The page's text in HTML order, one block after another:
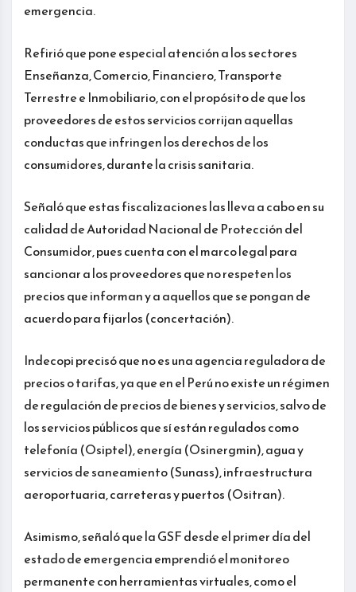
emergencia.
Refirió que pone especial atención a los sectores
Enseñanza, Comercio, Financiero, Transporte
Terrestre e Inmobiliario, con el propósito de que los
proveedores de estos servicios corrijan aquellas
conductas que infringen los derechos de los
consumidores, durante la crisis sanitaria.
Señaló que estas fiscalizaciones las lleva a cabo en su
calidad de Autoridad Nacional de Protección del
Consumidor, pues cuenta con el marco legal para
sancionar a los proveedores que no respeten los
precios que informan y a aquellos que se pongan de
acuerdo para fijarlos (concertación).
Indecopi precisó que no es una agencia reguladora de
precios o tarifas, ya que en el Perú no existe un régimen
de regulación de precios de bienes y servicios, salvo de
los servicios públicos que sí están regulados como
telefonía (Osiptel), energía (Osinergmin), agua y
servicios de saneamiento (Sunass), infraestructura
aeroportuaria, carreteras y puertos (Ositran).
Asimismo, señaló que la GSF desde el primer día del
estado de emergencia emprendió el monitoreo
permanente con herramientas virtuales, como el